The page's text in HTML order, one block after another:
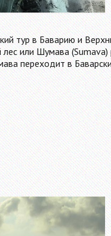
тур в Баварию и
или Шумава
переходит в